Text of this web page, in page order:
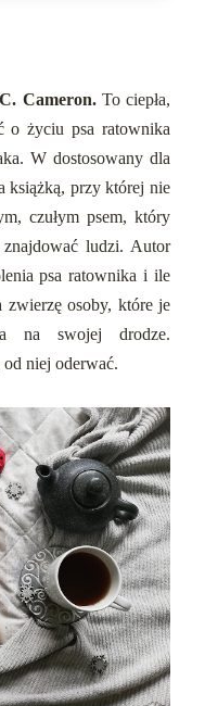
Cameron.To ciepła,
o życiu psa ratownika
W dostosowany dla
książką, przy której nie
czułym psem, który
ludzi. Autor
psa ratownika i ile
zwierzę osoby, które je
na swojej drodze.
niej oderwać.